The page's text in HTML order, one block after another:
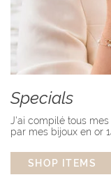
Specials
J'ai compilé tous
par mes bijoux en or
SHOP ITEMS